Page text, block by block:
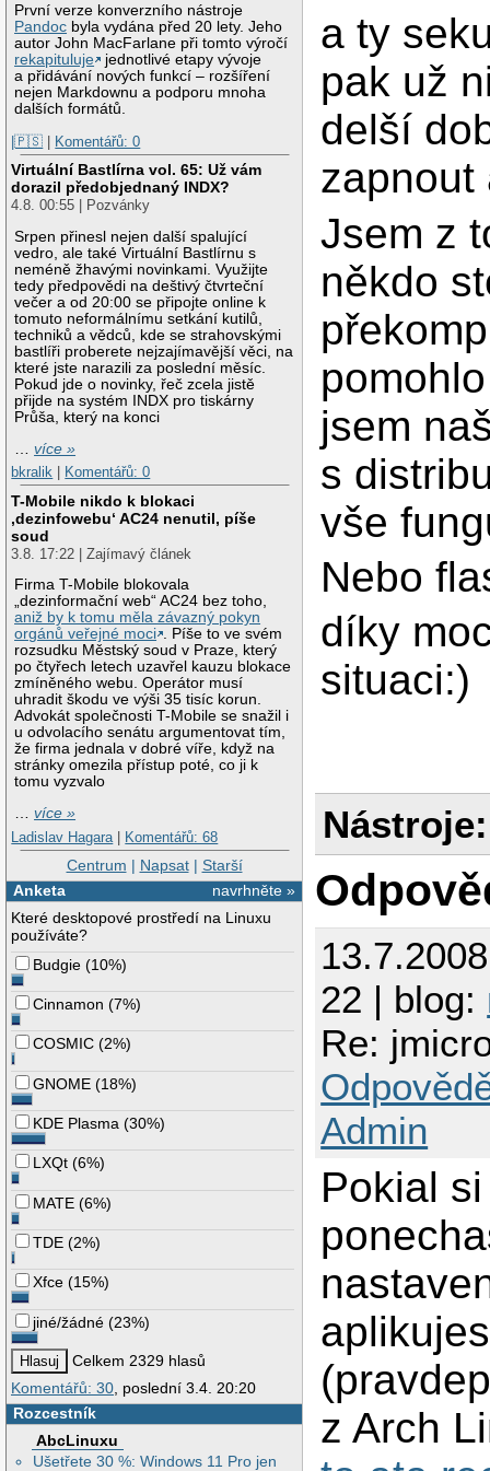
První verze konverzního nástroje
Pandoc byla vydána před 20 lety. Jeho
autor John MacFarlane při tomto výročí
rekapituluje
jednotlivé etapy vývoje
a přidávání nových funkcí – rozšíření
nejen Markdownu a podporu mnoha
dalších formátů.
|🇵🇸 | Komentářů: 0
Virtuální Bastlírna vol. 65: Už vám
dorazil předobjednaný INDX?
4.8. 00:55 | Pozvánky
Srpen přinesl nejen další spalující
vedro, ale také Virtuální Bastlírnu s
neméně žhavými novinkami. Využijte
tedy předpovědi na deštivý čtvrteční
večer a od 20:00 se připojte online k
tomuto neformálnímu setkání kutilů,
techniků a vědců, kde se strahovskými
bastlíři proberete nejzajímavější věci, na
které jste narazili za poslední měsíc.
Pokud jde o novinky, řeč zcela jistě
přijde na systém INDX pro tiskárny
Průša, který na konci
…více »
bkralik
Komentářů: 0
T-Mobile nikdo k blokaci
‚dezinfowebu‘ AC24 nenutil, píše
soud
3.8. 17:22 | Zajímavý článek
Firma T-Mobile blokovala
„dezinformační web“ AC24 bez toho,
aniž by k tomu měla závazný pokyn
orgánů veřejné moci . Píše to ve svém
rozsudku Městský soud v Praze, který
po čtyřech letech uzavřel kauzu blokace
zmíněného webu. Operátor musí
uhradit škodu ve výši 35 tisíc korun.
Advokát společnosti T-Mobile se snažil i
u odvolacího senátu argumentovat tím,
že firma jednala v dobré víře, když na
stránky omezila přístup poté, co ji k
tomu vyzvalo
…více »
Ladislav Hagara | Komentářů: 68
Centrum | Napsat| Starší
navrhněte »
Anketa
Které desktopové prostředí na Linuxu
používáte?
Budgie (10%)
Cinnamon (7%)
COSMIC (2%)
GNOME (18%)
KDE Plasma (30%)
LXQt (6%)
MATE (6%)
TDE (2%)
Xfce (15%)
jiné/žádné (23%)
Celkem 2329 hlasů
Komentářů: 30, poslední 3.4. 20:20
Rozcestník
AbcLinuxu
Ušetřete 30 %: Windows 11 Pro jen
a ty
pak už
delší
zapnout
Jsem z
někdo
jsem
s
vše
Nebo
díky
situaci:)
Nástroje:
22 | blog:
Re:
Admin
Pokial
z Arch